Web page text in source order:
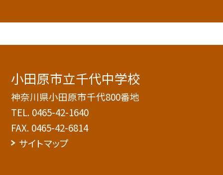
小田原市立千代中学校
神奈川県小田原市千代800番地
TEL. 0465-42-1640
FAX. 0465-42-6814
サイトマップ